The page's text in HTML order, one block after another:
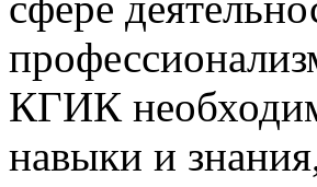
КГИК
навыки и